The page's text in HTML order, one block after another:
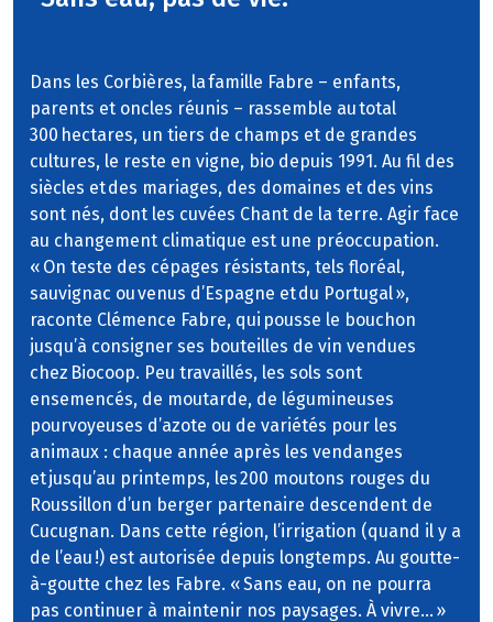
Dans les Corbières, la famille Fabre – enfants,
parents et oncles réunis – rassemble au total
300 hectares, un tiers de champs et de grandes
cultures, le reste en vigne, bio depuis 1991. Au fil des
siècles et des mariages, des domaines et des vins
sont nés, dont les cuvées Chant de la terre. Agir face
au changement climatique est une préoccupation.
« On teste des cépages résistants, tels floréal,
sauvignac ou venus d’Espagne et du Portugal »,
raconte Clémence Fabre, qui pousse le bouchon
jusqu’à consigner ses bouteilles de vin vendues
chez Biocoop. Peu travaillés, les sols sont
ensemencés, de moutarde, de légumineuses
pourvoyeuses d’azote ou de variétés pour les
animaux : chaque année après les vendanges
et jusqu’au printemps, les 200 moutons rouges du
Roussillon d’un berger partenaire descendent de
Cucugnan. Dans cette région, l’irrigation (quand il y a
de l’eau !) est autorisée depuis longtemps. Au goutte-
à-goutte chez les Fabre. « Sans eau, on ne pourra
pas continuer à maintenir nos paysages. À vivre… »